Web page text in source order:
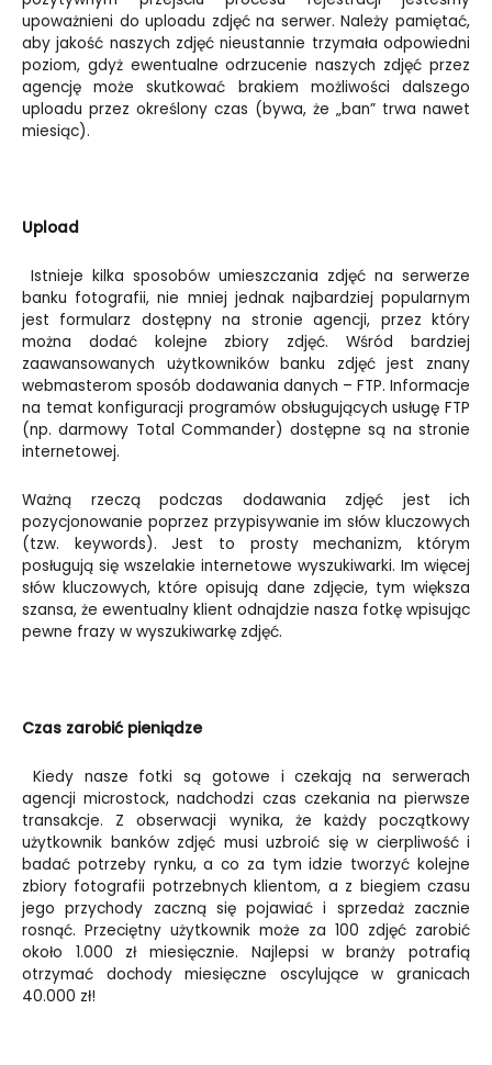
upoważnieni do uploadu zdjęć na serwer. Należy pamiętać,
aby jakość naszych zdjęć nieustannie trzymała odpowiedni
poziom, gdyż ewentualne odrzucenie naszych zdjęć przez
agencję może skutkować brakiem możliwości dalszego
uploadu przez określony czas (bywa, że „ban” trwa nawet
miesiąc).
Upload
Istnieje kilka sposobów umieszczania zdjęć na serwerze
banku fotografii, nie mniej jednak najbardziej popularnym
jest formularz dostępny na stronie agencji, przez który
można dodać kolejne zbiory zdjęć. Wśród bardziej
zaawansowanych użytkowników banku zdjęć jest znany
webmasterom sposób dodawania danych – FTP. Informacje
na temat konfiguracji programów obsługujących usługę FTP
(np. darmowy Total Commander) dostępne są na stronie
internetowej.
Ważną rzeczą podczas dodawania zdjęć jest ich
pozycjonowanie poprzez przypisywanie im słów kluczowych
(tzw. keywords). Jest to prosty mechanizm, którym
posługują się wszelakie internetowe wyszukiwarki. Im więcej
słów kluczowych, które opisują dane zdjęcie, tym większa
szansa, że ewentualny klient odnajdzie nasza fotkę wpisując
pewne frazy w wyszukiwarkę zdjęć.
Czas zarobić pieniądze
Kiedy nasze fotki są gotowe i czekają na serwerach
agencji microstock, nadchodzi czas czekania na pierwsze
transakcje. Z obserwacji wynika, że każdy początkowy
użytkownik banków zdjęć musi uzbroić się w cierpliwość i
badać potrzeby rynku, a co za tym idzie tworzyć kolejne
zbiory fotografii potrzebnych klientom, a z biegiem czasu
jego przychody zaczną się pojawiać i sprzedaż zacznie
rosnąć. Przeciętny użytkownik może za 100 zdjęć zarobić
około 1.000 zł miesięcznie. Najlepsi w branży potrafią
otrzymać dochody miesięczne oscylujące w granicach
40.000 zł!